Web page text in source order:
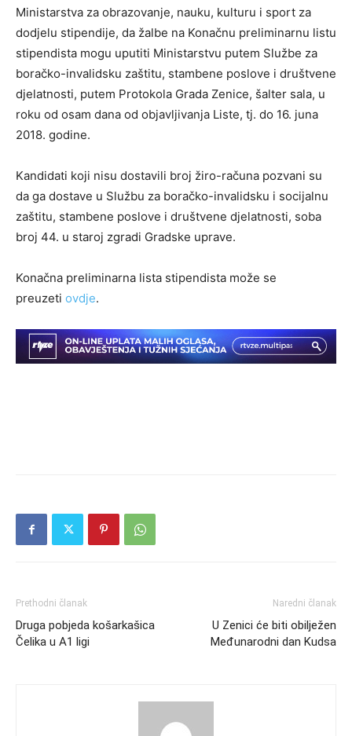
Ministarstva za obrazovanje, nauku, kulturu i sport za
dodjelu stipendije, da žalbe na Konačnu preliminarnu listu
stipendista mogu uputiti Ministarstvu putem Službe za
boračko-invalidsku zaštitu, stambene poslove i društvene
djelatnosti, putem Protokola Grada Zenice, šalter sala, u
roku od osam dana od objavljivanja Liste, tj. do 16. juna
2018. godine.
Kandidati koji nisu dostavili broj žiro-računa pozvani su
da ga dostave u Službu za boračko-invalidsku i socijalnu
zaštitu, stambene poslove i društvene djelatnosti, soba
broj 44. u staroj zgradi Gradske uprave.
Konačna preliminarna lista stipendista može se
preuzeti ovdje.
Prethodni članak
Druga pobjeda košarkašica
Čelika u A1 ligi
Naredni članak
U Zenici će biti obilježen
Međunarodni dan Kudsa